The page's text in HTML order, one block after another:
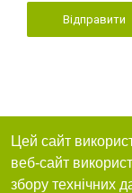
Відправити
Цей сайт
веб-сайт
збору технічних